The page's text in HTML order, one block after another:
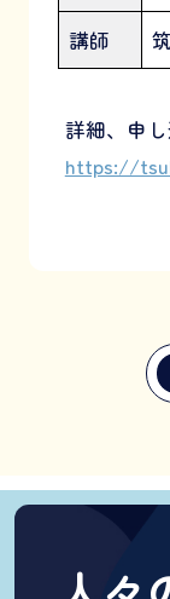
講師
詳細、申
https://